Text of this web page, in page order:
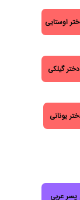
اوستایی
گیلکی
یونانی
پسر عربی